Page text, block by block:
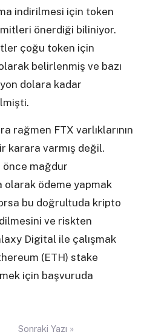
indirilmesi için token
önerdiği biliniyor.
çoğu token için
belirlenmiş ve bazı
dolara kadar
rağmen FTX varlıklarının
karara varmış değil.
önce mağdur
olarak ödeme yapmak
bu doğrultuda kripto
ve riskten
Digital ile çalışmak
(ETH) stake
için başvuruda
Sonraki Yazı »